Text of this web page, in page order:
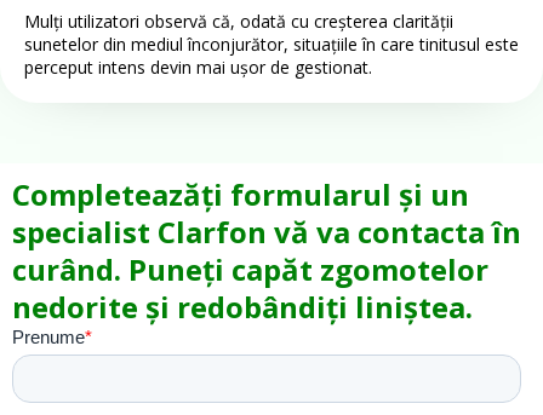
Mulți utilizatori observă că, odată cu creșterea clarității
sunetelor din mediul înconjurător, situațiile în care tinitusul este
perceput intens devin mai ușor de gestionat.
Completeazăți formularul și un
specialist Clarfon vă va contacta în
curând. Puneți capăt zgomotelor
nedorite și redobândiți liniștea.